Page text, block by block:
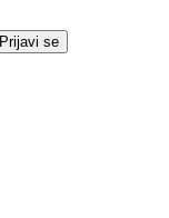
Prijavi se